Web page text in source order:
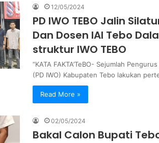
12/05/2024
PD IWO TEBO Jalin
Dan Dosen IAI Tebo
struktur IWO TEBO
“KATA FAKTA’TeBO- Sejumlah
(PD IWO) Kabupaten Tebo lakukan
Read More »
02/05/2024
Bakal Calon Bupati